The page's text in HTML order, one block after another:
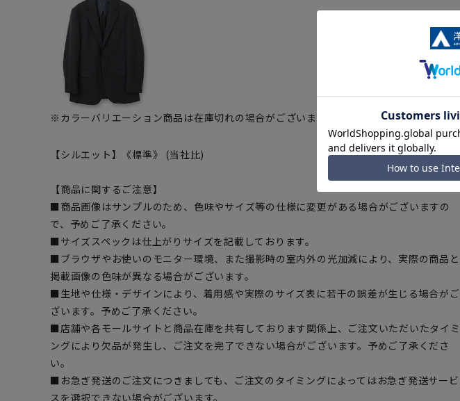
※カラーバリエーション商品は在庫切れの場合がございます。
【シルエット】《標準》 (当社比)
【商品に関するご注意】
■商品画像はサンプルのため、色味やサイズ等の仕様に変更がある場合がございますの
で、予めご了承ください。
■サイズスペックは仕上がりサイズを記載しております。
■ブラウザやお使いのモニター環境、また撮影時の室内外の光加減により、実際の商品と
掲載画像の色味が異なる場合がございます。
■生地や仕様・デザインにより、着用感や実際のサイズ表に若干の誤差が生じる場合がご
ざいます。予めご了承ください。
■店舗や各モールサイトと商品在庫を共有しております関係上、ご注文いただいたタイミ
ングにより欠品が発生し、ご注文を完了できない場合がございます。予めご了承くださ
い。
■お急ぎ発送のご注文につきましても、ご注文のタイミングによってはお急ぎ発送サービ
スを選択できない場合がございます。